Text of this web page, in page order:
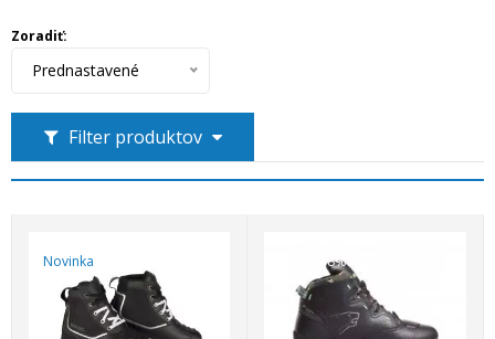
Filter produktov
Zoradiť:
Prednastavené
Novinka -18%